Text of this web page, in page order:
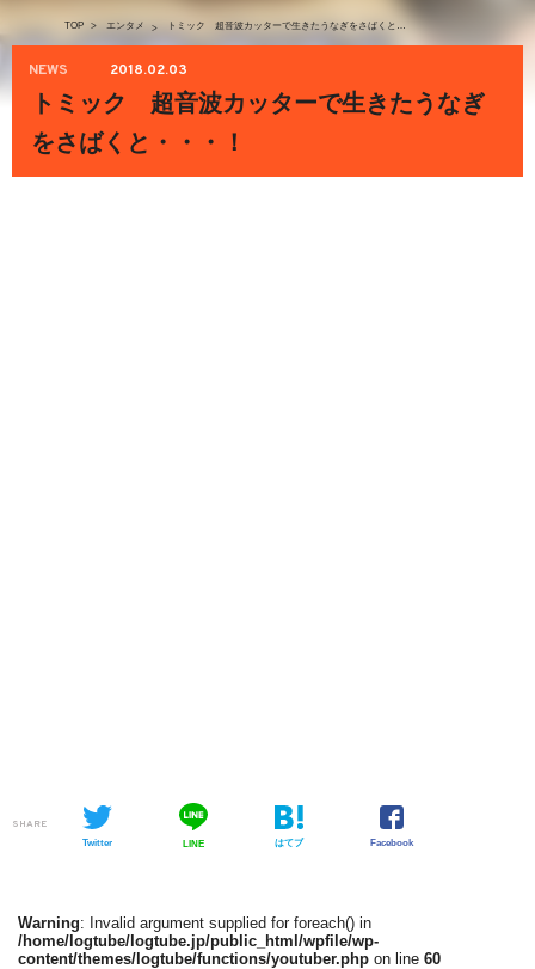
TOP > エンタメ > トミック 超音波カッターで生きたうなぎをさばくと・・・！
NEWS 2018.02.03
トミック 超音波カッターで生きたうなぎ
をさばくと・・・！
SHARE
Twitter LINE はてブ Facebook
Warning: Invalid argument supplied for foreach() in
/home/logtube/logtube.jp/public_html/wpfile/wp-
content/themes/logtube/functions/youtuber.php on line 60